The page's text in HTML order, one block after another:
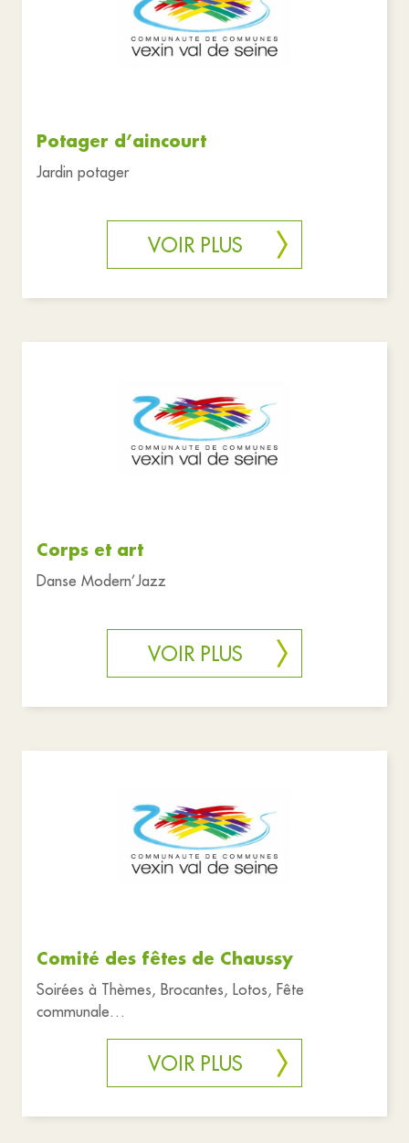
Potager d’aincourt
Jardin potager
VOIR PLUS
Corps et art
Danse Modern’Jazz
VOIR PLUS
Comité des fêtes de Chaussy
Soirées à Thèmes, Brocantes, Lotos, Fête
communale…
VOIR PLUS